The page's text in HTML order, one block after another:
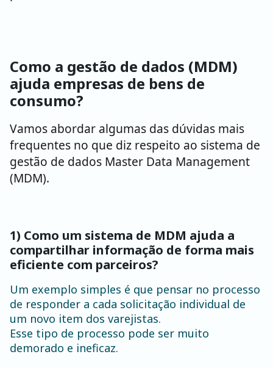
Como a gestão de dados (MDM)
ajuda empresas de bens de
consumo?
Vamos abordar algumas das dúvidas mais
frequentes no que diz respeito ao sistema de
gestão de dados Master Data Management
(MDM).
1) Como um sistema de MDM ajuda a
compartilhar informação de forma mais
eficiente com parceiros?
Um exemplo simples é que pensar no processo
de responder a cada solicitação individual de
um novo item dos varejistas.
Esse tipo de processo pode ser muito
demorado e ineficaz.